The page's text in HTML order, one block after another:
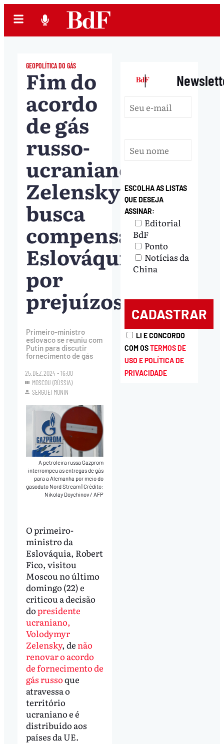
GEOPOLÍTICA DO GÁS
Fim do
acordo
de gás
russo-
ucraniano:
Zelensky
busca
compensar
Eslováquia
por
prejuízos
Primeiro-ministro
eslovaco se reuniu com
Putin para discutir
fornecimento de gás
25.DEZ.2024 - 16:00
MOSCOU (RÚSSIA)
SERGUEI MONIN
A petroleira russa Gazprom
interrompeu as entregas de gás
para a Alemanha por meio do
gasoduto Nord Stream Crédito:
Nikolay Doychinov / AFP
O primeiro-
ministro da
Eslováquia, Robert
Fico, visitou
Moscou no último
domingo (22) e
criticou a decisão
dopresidente
ucraniano,
Volodymyr
Zelensky, de não
renovar o acordo
de fornecimento de
gás russoque
atravessa o
território
ucraniano e é
distribuído aos
países da UE.
|
ESCOLHA AS LISTAS
QUE DESEJA
ASSINAR:
Editorial
BdF
Ponto
Notícias da
China
LI E CONCORDO
COM OSTERMOS DE
USO E POLÍTICA DE
PRIVACIDADE